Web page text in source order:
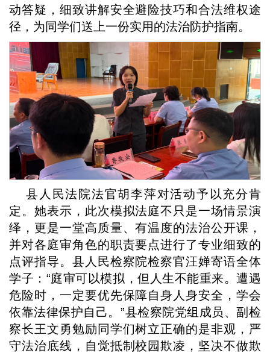
动答疑，细致讲解安全避险技巧和合法维权途
径，为同学们送上一份实用的法治防护指南。
县人民法院法官胡李萍对活动予以充分肯
定。她表示，此次模拟法庭不只是一场情景演
绎，更是一堂高质量、有温度的法治公开课，
并对各庭审角色的职责要点进行了专业细致的
点评指导。县人民检察院检察官汪婵寄语全体
学子：“庭审可以模拟，但人生不能重来。遭遇
危险时，一定要优先保障自身人身安全，学会
依靠法律保护自己。”县检察院党组成员、副检
察长王文勇勉励同学们树立正确的是非观，严
守法治底线，自觉抵制校园欺凌，坚决不做欺